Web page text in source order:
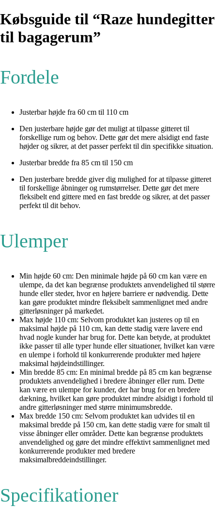
Købsguide til “Raze hundegitter
til bagagerum”
Fordele
Justerbar højde fra 60 cm til 110 cm
Den justerbare højde gør det muligt at tilpasse gitteret til
forskellige rum og behov. Dette gør det mere alsidigt end faste
højder og sikrer, at det passer perfekt til din specifikke situation.
Justerbar bredde fra 85 cm til 150 cm
Den justerbare bredde giver dig mulighed for at tilpasse gitteret
til forskellige åbninger og rumstørrelser. Dette gør det mere
fleksibelt end gittere med en fast bredde og sikrer, at det passer
perfekt til dit behov.
Ulemper
Min højde 60 cm: Den minimale højde på 60 cm kan være en
ulempe, da det kan begrænse produktets anvendelighed til større
hunde eller steder, hvor en højere barriere er nødvendig. Dette
kan gøre produktet mindre fleksibelt sammenlignet med andre
gitterløsninger på markedet.
Max højde 110 cm: Selvom produktet kan justeres op til en
maksimal højde på 110 cm, kan dette stadig være lavere end
hvad nogle kunder har brug for. Dette kan betyde, at produktet
ikke passer til alle typer hunde eller situationer, hvilket kan være
en ulempe i forhold til konkurrerende produkter med højere
maksimal højdeindstillinger.
Min bredde 85 cm: En minimal bredde på 85 cm kan begrænse
produktets anvendelighed i bredere åbninger eller rum. Dette
kan være en ulempe for kunder, der har brug for en bredere
dækning, hvilket kan gøre produktet mindre alsidigt i forhold til
andre gitterløsninger med større minimumsbredde.
Max bredde 150 cm: Selvom produktet kan udvides til en
maksimal bredde på 150 cm, kan dette stadig være for smalt til
visse åbninger eller områder. Dette kan begrænse produktets
anvendelighed og gøre det mindre effektivt sammenlignet med
konkurrerende produkter med bredere
maksimalbreddeindstillinger.
Specifikationer